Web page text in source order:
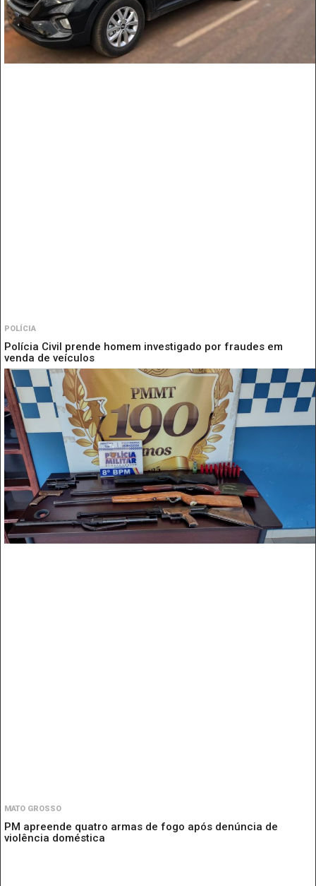
POLÍCIA
Polícia Civil prende homem investigado por fraudes em
venda de veículos
MATO GROSSO
PM apreende quatro armas de fogo após denúncia de
violência doméstica